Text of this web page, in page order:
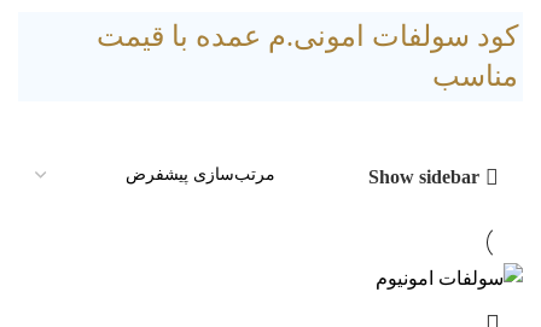
کود سولفات امونی.م عمده با قیمت
مناسب
Show sidebar